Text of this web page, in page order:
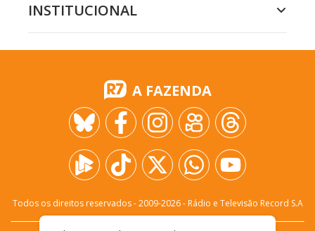
INSTITUCIONAL
A FAZENDA
Todos os direitos reservados - 2009-2026- Rádio e Televisão Record S.A